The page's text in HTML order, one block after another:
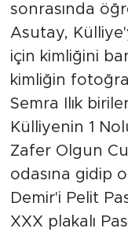
sonrasında
Asutay,
için kimliğini
kimliğin
Semra Ilık
Külliyenin 1
Zafer Olgun
odasına gidip
Demir'i Pelit
XXX plakalı